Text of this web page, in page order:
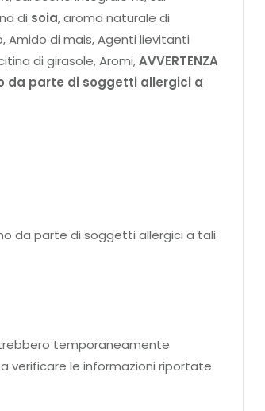
di soia, aroma naturale di
Amido di mais, Agenti lievitanti
di girasole, Aromi,AVVERTENZA
da parte di soggetti allergici a
da parte di soggetti allergici a tali
temporaneamente
verificare le informazioni riportate